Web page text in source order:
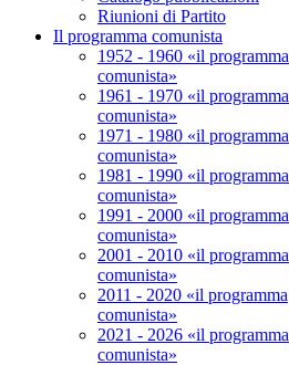
Riunioni di Partito
Il programma comunista
1952 - 1960 «il programma
comunista»
1961 - 1970 «il programma
comunista»
1971 - 1980 «il programma
comunista»
1981 - 1990 «il programma
comunista»
1991 - 2000 «il programma
comunista»
2001 - 2010 «il programma
comunista»
2011 - 2020 «il programma
comunista»
2021 - 2026 «il programma
comunista»